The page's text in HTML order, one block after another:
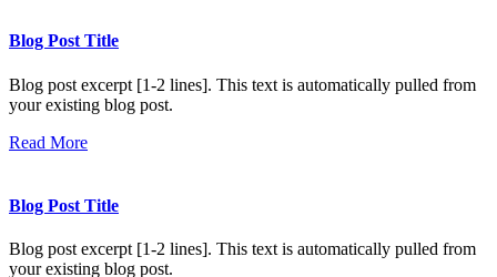
Blog Post Title
Blog post excerpt [1-2 lines]. This text is automatically pulled from
your existing blog post.
Read More
Blog Post Title
Blog post excerpt [1-2 lines]. This text is automatically pulled from
your existing blog post.